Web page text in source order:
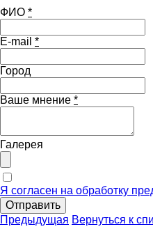
ФИО *
E-mail *
Город
Ваше мнение *
Галерея
Я согласен на обработку
Отправить
Предыдущая Вернуться к